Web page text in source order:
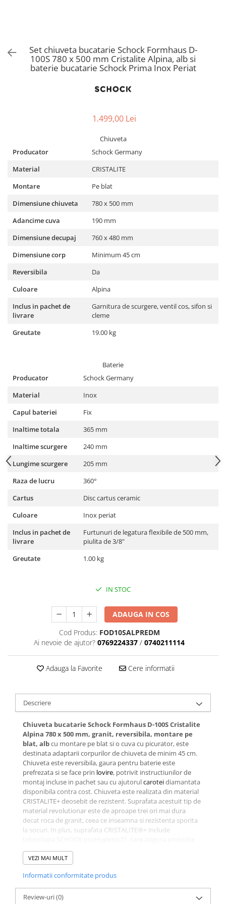
Ingrijirea rufelor si a vaselor
Masini de spalat vase
Masini de spalat rufe
Masini de spalat rufe cu uscator
Set chiuveta bucatarie Schock Formhaus D-
100S 780 x 500 mm Cristalite Alpina, alb si
baterie bucatarie Schock Prima Inox Periat
1.499,00 Lei
Chiuveta
Producator
Schock Germany
Material
CRISTALITE
Montare
Pe blat
Dimensiune chiuveta
780 x 500 mm
Adancime cuva
190 mm
Dimensiune decupaj
760 x 480 mm
Dimensiune corp
Minimum 45 cm
Reversibila
Da
Culoare
Alpina
Inclus in pachet de
livrare
Garnitura de scurgere, ventil cos, sifon si
cleme
Greutate
19.00 kg
Baterie
Producator
Schock Germany
Material
Inox
Capul bateriei
Fix
Inaltime totala
365 mm
Inaltime scurgere
240 mm
Lungime scurgere
205 mm
Raza de lucru
360°
Cartus
Disc cartus ceramic
Culoare
Inox periat
Inclus in pachet de
livrare
Furtunuri de legatura flexibile de 500 mm,
piulita de 3/8"
Greutate
1.00 kg
IN STOC
ADAUGA IN COS
Cod Produs: FOD10SALPREDM
Ai nevoie de ajutor? 0769224337 / 0740211114
Adauga la Favorite Cere informatii
Descriere
Chiuveta bucatarie Schock Formhaus D-100S Cristalite
Alpina 780 x 500 mm, granit, reversibila, montare pe
blat, albcu montare pe blat si o cuva cu picurator, este
destinata adaptarii corpurilor de chiuveta de minim 45 cm.
Chiuveta este reversibila, gaura pentru baterie este
prefrezata si se face prin lovire, potrivit instructiunilor de
montaj incluse in pachet sau cu ajutorulcaroteidiamantata
disponibila contra cost. Chiuveta este realizata din material
CRISTALITE+ deosebit de rezistent. Suprafata acestuit tip de
material revolutionar este de aproape trei ori mai dura
decat roca de granit, ceea ce inseamna si rezistenta sporita
la socuri. In plus, suprafata CRISTALITE®+ include
pentru intreaga dvs. familie atunci cand pregatiti alimentele,
dar si facilitate la intretinere si curatare. Acest model este
personalitatea dvs. sa se oglindeasca in tot ceea ce va
inconjoara si pentru ca bucataria sa devina acea oaza de
liniste in care toate problemele dispar, ramanand doar
VEZI MAI MULT
Informatii conformitate produs
Review-uri(0)